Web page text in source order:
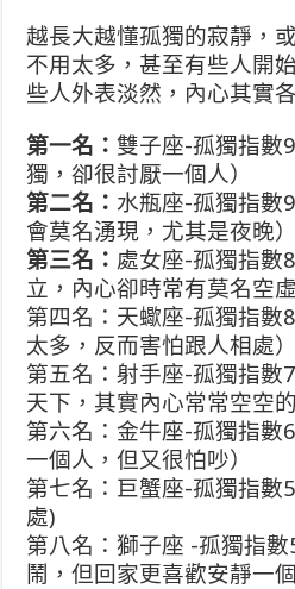
越長大越懂孤獨的寂靜，
不用太多，甚至有些人開
些人外表淡然，內心其實
第一名：雙子座-孤獨指數
獨，卻很討厭一個人）
第二名： 水瓶座-孤獨指數
會莫名湧現，尤其是夜晚）
第三名： 處女座-孤獨指數
立，內心卻時常有莫名空虛
第四名：天蠍座-孤獨指數
太多，反而害怕跟人相處）
第五名：射手座-孤獨指數
天下，其實內心常常空空的
第六名：金牛座-孤獨指數
一個人，但又很怕吵）
第七名：巨蟹座-孤獨指數
處)
第八名：獅子座 -孤獨指
鬧，但回家更喜歡安靜一個